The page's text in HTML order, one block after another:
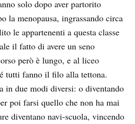
solo dopo aver partorito
la menopausa, ingrassando circa
le appartenenti a questa classe
il fatto di avere un seno
però è lungo, e al liceo
tutti fanno il filo alla tettona.
in due modi diversi: o diventando
poi farsi quello che non ha mai
diventano navi-scuola, vincendo